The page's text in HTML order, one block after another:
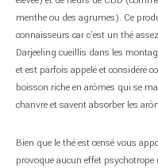
menthe ou des agrumes). Ce
connaisseurs car c’est un thé
Darjeeling cueillis dans les
et est parfois appelé et considéré
boisson riche en arômes qui se
chanvre et savent absorber les
Bien que le thé est censé vous
provoque aucun effet